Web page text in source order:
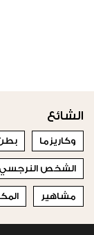
الشائع
وكاريزما
الشخص النرجسي
مشاهير